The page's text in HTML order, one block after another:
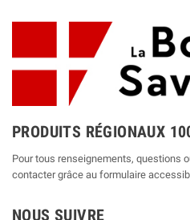
PRODUITS RÉGIONAUX
Pour tous renseignements, questions
contacter grâce au formulaire
NOUS SUIVRE